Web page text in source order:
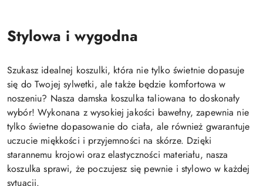
Stylowa i wygodna
Szukasz idealnej koszulki, która nie tylko świetnie dopasuje
się do Twojej sylwetki, ale także będzie komfortowa w
noszeniu? Nasza damska koszulka taliowana to doskonały
wybór! Wykonana z wysokiej jakości bawełny, zapewnia nie
tylko świetne dopasowanie do ciała, ale również gwarantuje
uczucie miękkości i przyjemności na skórze. Dzięki
starannemu krojowi oraz elastyczności materiału, nasza
koszulka sprawi, że poczujesz się pewnie i stylowo w każdej
sytuacji.